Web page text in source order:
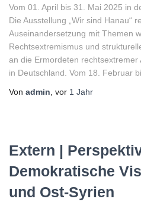
Vom 01. April bis 31. Mai 2025 in
Die Ausstellung „Wir sind Hanau“
Auseinandersetzung mit Themen
Rechtsextremismus und
an die Ermordeten
in Deutschland. Vom 18. Februar
Von admin , vor 1 Jahr
Extern |
Demokratische
und Ost-Syrien